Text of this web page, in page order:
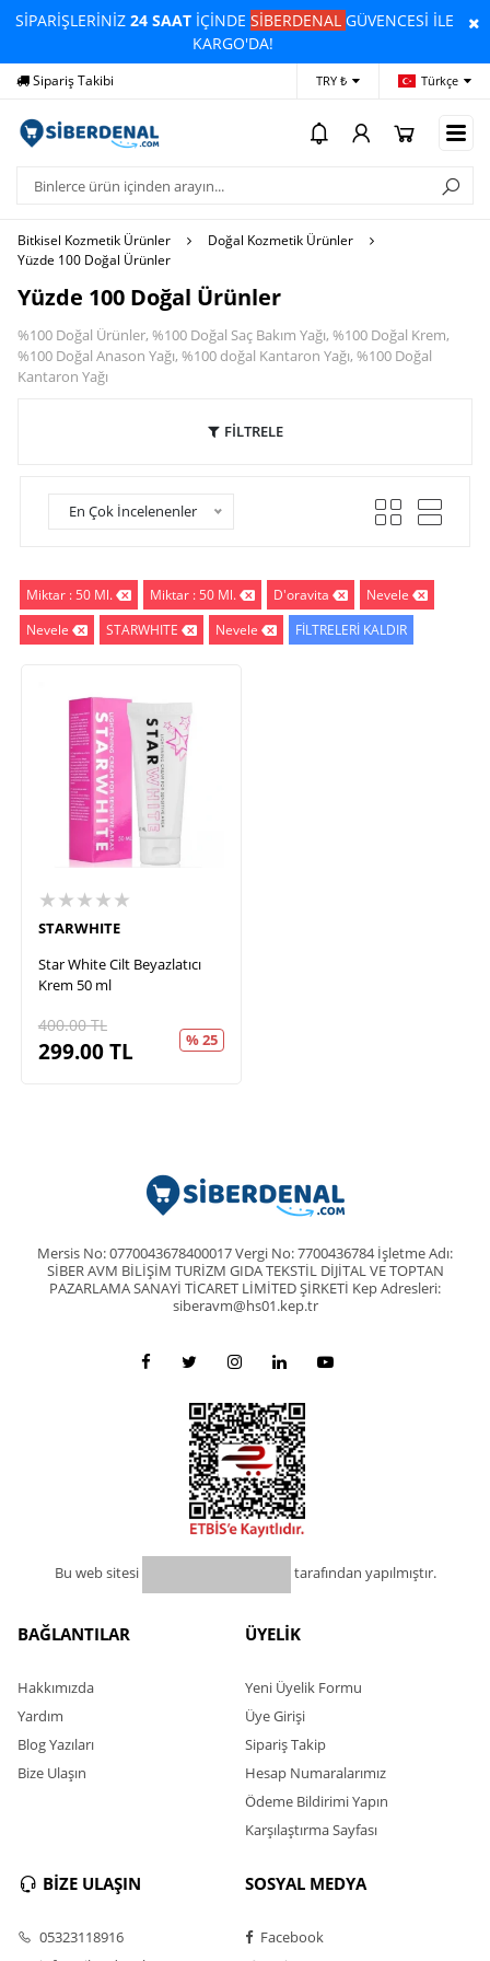
SİPARİŞLERİNİZ24 SAAT İÇİNDESİBERDENALGÜVENCESİ İLE
KARGO'DA!
Sipariş Takibi TRY ₺ Türkçe
Bitkisel Kozmetik Ürünler
Doğal Kozmetik Ürünler
Yüzde 100 Doğal Ürünler
Yüzde 100 Doğal Ürünler
%100 Doğal Ürünler, %100 Doğal Saç Bakım Yağı, %100 Doğal Krem,
%100 Doğal Anason Yağı, %100 doğal Kantaron Yağı, %100 Doğal
Kantaron Yağı
FİLTRELE
En Çok İncelenenler
Miktar : 50 Ml. Miktar : 50 Ml. D'oravita
Nevele
Nevele
STARWHITE Nevele FİLTRELERİ KALDIR
★★★★★
STARWHITE
Star White Cilt Beyazlatıcı
Krem 50 ml
400.00TL
299.00TL % 25
Mersis No: 0770043678400017 Vergi No: 7700436784 İşletme Adı:
SİBER AVM BİLİŞİM TURİZM GIDA TEKSTİL DİJİTAL VE TOPTAN
PAZARLAMA SANAYİ TİCARET LİMİTED ŞİRKETİ Kep Adresleri:
siberavm@hs01.kep.tr
Bu web sitesi tarafından yapılmıştır.
BAĞLANTILAR
Hakkımızda
Yardım
Blog Yazıları
Bize Ulaşın
ÜYELİK
Yeni Üyelik Formu
Üye Girişi
Sipariş Takip
Hesap Numaralarımız
Ödeme Bildirimi Yapın
Karşılaştırma Sayfası
BİZE ULAŞIN
05323118916
SOSYAL MEDYA
Facebook